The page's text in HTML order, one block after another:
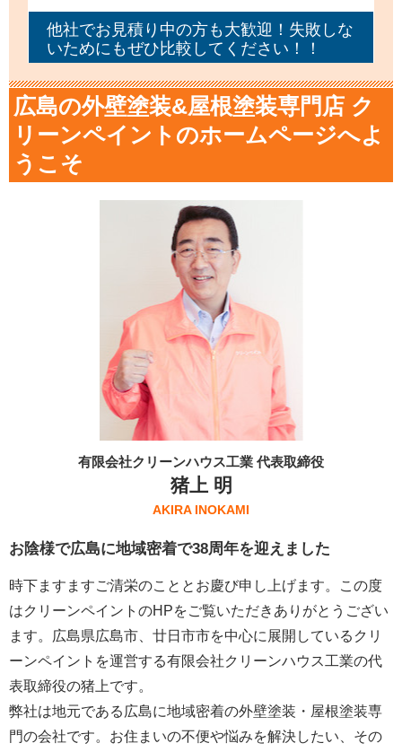
他社でお見積り中の方も大歓迎！失敗しな
いためにもぜひ比較してください！！
広島の外壁塗装&屋根塗装専門店 ク
リーンペイントのホームページへよ
うこそ
有限会社クリーンハウス工業 代表取締役
猪上 明
AKIRA INOKAMI
お陰様で広島に地域密着で38周年を迎えました
時下ますますご清栄のこととお慶び申し上げます。この度
はクリーンペイントのHPをご覧いただきありがとうござい
ます。広島県広島市、廿日市市を中心に展開しているクリ
ーンペイントを運営する有限会社クリーンハウス工業の代
表取締役の猪上です。
弊社は地元である広島に地域密着の外壁塗装・屋根塗装専
門の会社です。お住まいの不便や悩みを解決したい、その